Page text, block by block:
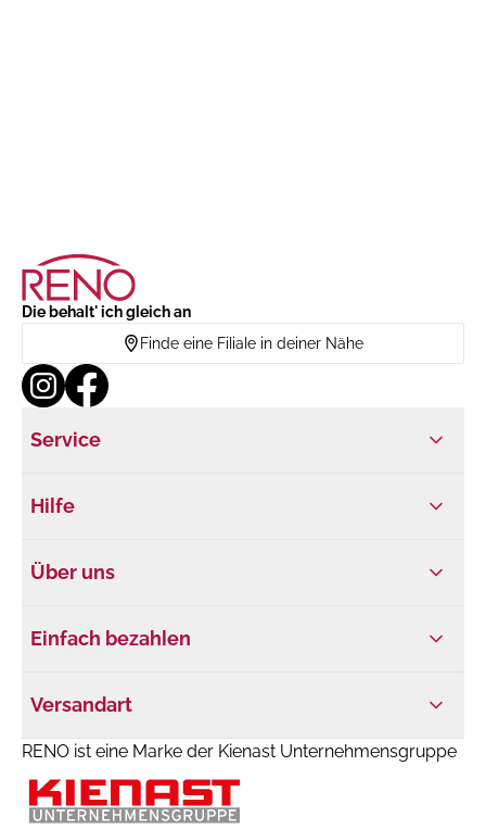
Die behalt' ich gleich an
Finde eine Filiale in deiner Nähe
Service
Hilfe
Über uns
Einfach bezahlen
Versandart
RENO ist eine Marke der Kienast Unternehmensgruppe